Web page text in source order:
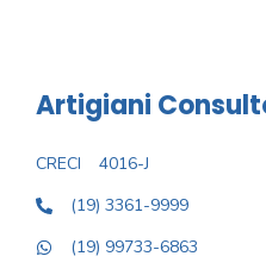
Artigiani
CRECI
4016-J
(19) 3361-9999
(19) 99733-6863